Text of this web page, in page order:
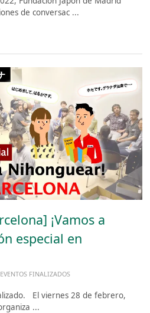
de conversac ...
¡Vamos a
especial en
EVENTOS FINALIZADOS
El viernes 28 de febrero,
...